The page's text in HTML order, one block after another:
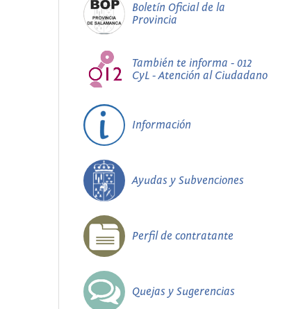
Boletín Oficial de la
Provincia
También te informa - 012
CyL - Atención al Ciudadano
Información
Ayudas y Subvenciones
Perfil de contratante
Quejas y Sugerencias